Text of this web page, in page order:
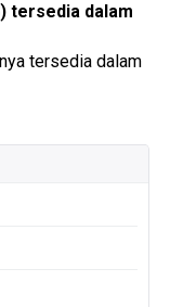
tersedia dalam
tersedia dalam